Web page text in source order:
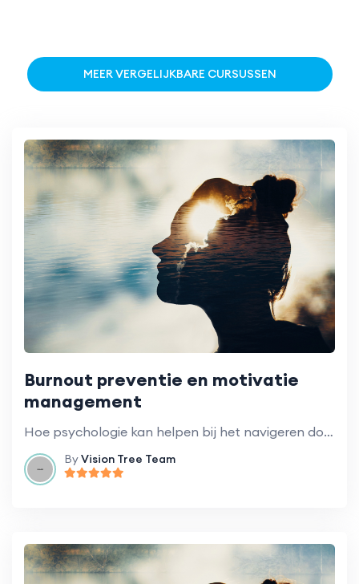
MEER VERGELIJKBARE CURSUSSEN
Burnout preventie en motivatie
management
Hoe psychologie kan helpen bij het navigeren door organisatieveranderingen.
ByVision Tree Team